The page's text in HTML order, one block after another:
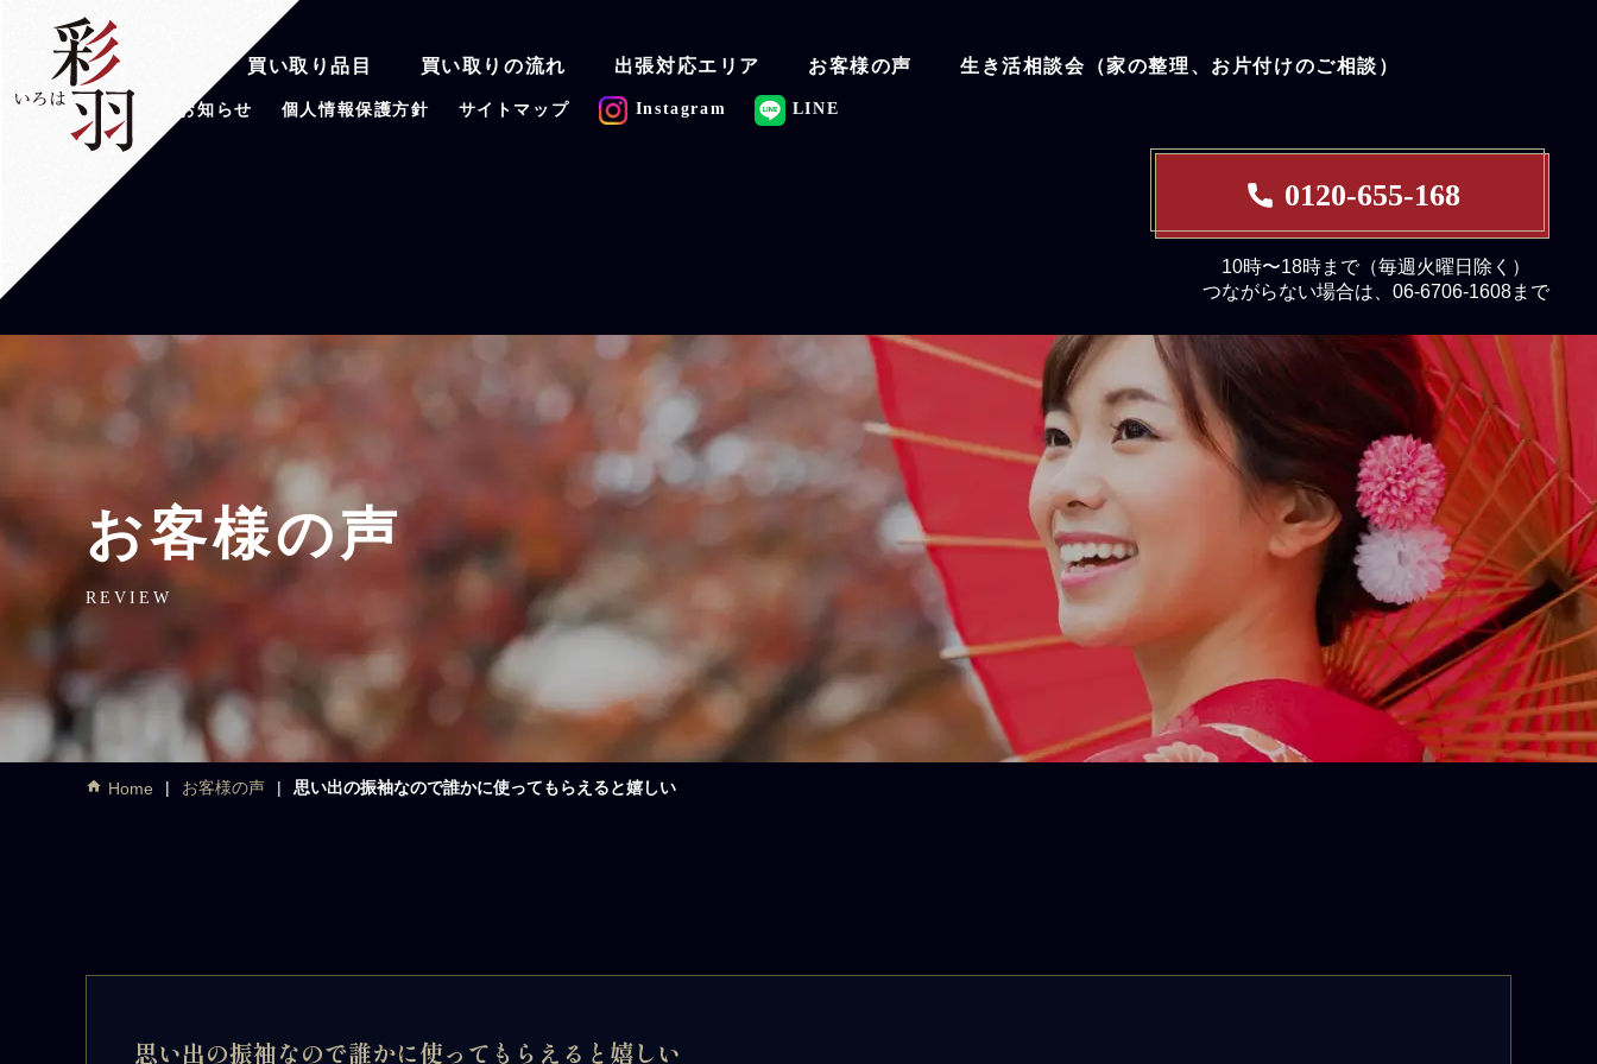
彩羽の魅力 買い取り品目 買い取りの流れ 出張対応エリア お客様の声 生き活相談会（家の整理、お片付けのご相談）
会社案内 お知らせ 個人情報保護方針 サイトマップ Instagram LINE
0120-655-168
10時〜18時まで（毎週火曜日除く）
つながらない場合は、06-6706-1608まで
お客様の声
REVIEW
Home お客様の声 思い出の振袖なので誰かに使ってもらえると嬉しい
思い出の振袖なので誰かに使ってもらえると嬉しい